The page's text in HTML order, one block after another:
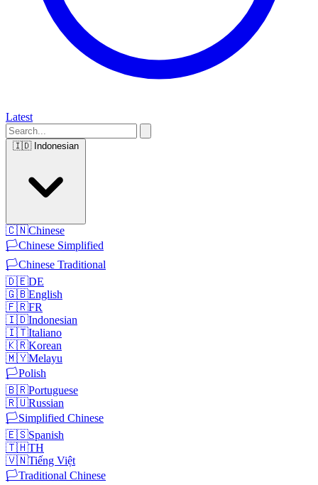
Latest
🇮🇩 Indonesian
🇨🇳Chinese
🏳️Chinese Simplified
🏳️Chinese Traditional
🇩🇪DE
🇬🇧English
🇫🇷FR
🇮🇩Indonesian
🇮🇹Italiano
🇰🇷Korean
🇲🇾Melayu
🏳️Polish
🇧🇷Portuguese
🇷🇺Russian
🏳️Simplified Chinese
🇪🇸Spanish
🇹🇭TH
🇻🇳Tiếng Việt
🏳️Traditional Chinese